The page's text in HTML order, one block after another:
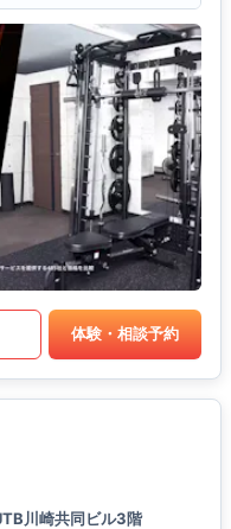
体験・相談予約
川崎共同ビル3階